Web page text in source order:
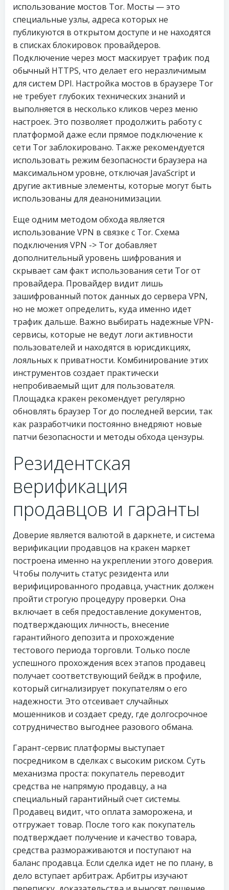
использование мостов Tor. Мосты — это
специальные узлы, адреса которых не
публикуются в открытом доступе и не находятся
в списках блокировок провайдеров.
Подключение через мост маскирует трафик под
обычный HTTPS, что делает его неразличимым
для систем DPI. Настройка мостов в браузере Tor
не требует глубоких технических знаний и
выполняется в несколько кликов через меню
настроек. Это позволяет продолжить работу с
платформой даже если прямое подключение к
сети Tor заблокировано. Также рекомендуется
использовать режим безопасности браузера на
максимальном уровне, отключая JavaScript и
другие активные элементы, которые могут быть
использованы для деанонимизации.
Еще одним методом обхода является
использование VPN в связке с Tor. Схема
подключения VPN -> Tor добавляет
дополнительный уровень шифрования и
скрывает сам факт использования сети Tor от
провайдера. Провайдер видит лишь
зашифрованный поток данных до сервера VPN,
но не может определить, куда именно идет
трафик дальше. Важно выбирать надежные VPN-
сервисы, которые не ведут логи активности
пользователей и находятся в юрисдикциях,
лояльных к приватности. Комбинирование этих
инструментов создает практически
непробиваемый щит для пользователя.
Площадка кракен рекомендует регулярно
обновлять браузер Tor до последней версии, так
как разработчики постоянно внедряют новые
патчи безопасности и методы обхода цензуры.
Резидентская
верификация
продавцов и гаранты
Доверие является валютой в даркнете, и система
верификации продавцов на кракен маркет
построена именно на укреплении этого доверия.
Чтобы получить статус резидента или
верифицированного продавца, участник должен
пройти строгую процедуру проверки. Она
включает в себя предоставление документов,
подтверждающих личность, внесение
гарантийного депозита и прохождение
тестового периода торговли. Только после
успешного прохождения всех этапов продавец
получает соответствующий бейдж в профиле,
который сигнализирует покупателям о его
надежности. Это отсеивает случайных
мошенников и создает среду, где долгосрочное
сотрудничество выгоднее разового обмана.
Гарант-сервис платформы выступает
посредником в сделках с высоким риском. Суть
механизма проста: покупатель переводит
средства не напрямую продавцу, а на
специальный гарантийный счет системы.
Продавец видит, что оплата заморожена, и
отгружает товар. После того как покупатель
подтверждает получение и качество товара,
средства размораживаются и поступают на
баланс продавца. Если сделка идет не по плану, в
дело вступает арбитраж. Арбитры изучают